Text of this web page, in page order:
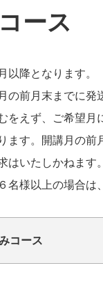
ース
以降となります。
の前月末までに発
をえず、ご希望月
ます。開講月の
はいたしかねます。
名様以上の場合は、
コース